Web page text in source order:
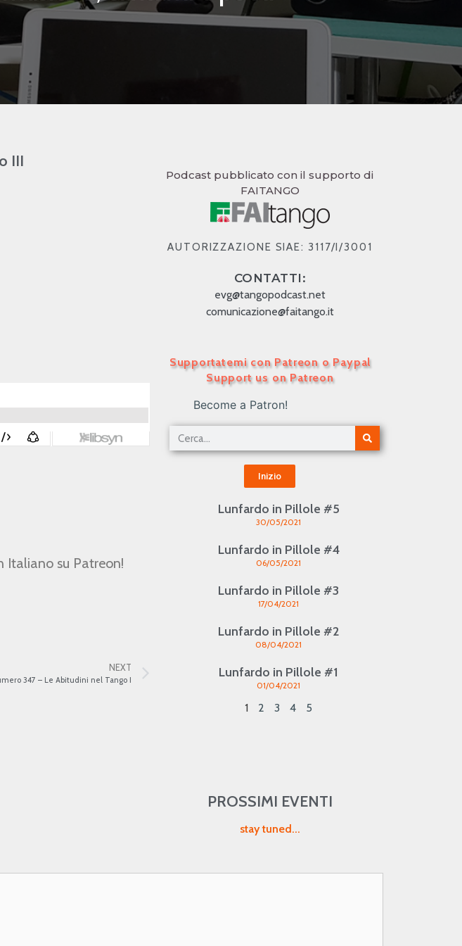
III
Italiano su Patreon!
NEXT
347 – Le Abitudini nel Tango I
Podcast pubblicato con il supporto di
FAITANGO
AUTORIZZAZIONE SIAE: 3117/I/3001
CONTATTI:
evg@tangopodcast.net
comunicazione@faitango.it
Supportatemi con Patreon o Paypal
Support us on Patreon
Become a Patron!
Inizio
Lunfardo in Pillole #5
30/05/2021
Lunfardo in Pillole #4
06/05/2021
Lunfardo in Pillole #3
17/04/2021
Lunfardo in Pillole #2
08/04/2021
Lunfardo in Pillole #1
01/04/2021
1 2 3 4 5
PROSSIMI EVENTI
stay tuned...